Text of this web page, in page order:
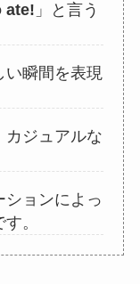
ate! 」と言う
い瞬間を表現
カジュアルな
ションによっ
。